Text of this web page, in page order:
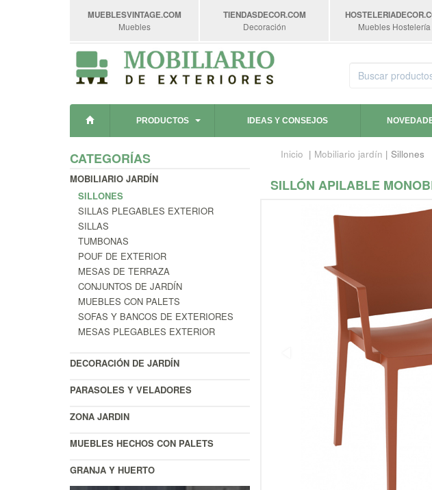
MUEBLESVINTAGE.COM
Muebles
TIENDASDECOR.COM
Decoración
HOSTELERIADECOR
Muebles Hostelería
PRODUCTOS IDEAS Y CONSEJOS
CATEGORÍAS
MOBILIARIO JARDÍN
SILLONES
SILLAS PLEGABLES EXTERIOR
SILLAS
TUMBONAS
POUF DE EXTERIOR
MESAS DE TERRAZA
CONJUNTOS DE JARDÍN
MUEBLES CON PALETS
SOFAS Y BANCOS DE EXTERIORES
MESAS PLEGABLES EXTERIOR
DECORACIÓN DE JARDÍN
PARASOLES Y VELADORES
ZONA JARDIN
MUEBLES HECHOS CON PALETS
GRANJA Y HUERTO
Inicio | Mobiliario jardín | Sillones
SILLÓN APILABLE